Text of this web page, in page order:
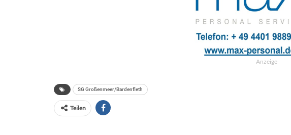
Anzeige
SG Großenmeer/Bardenfleth
Teilen